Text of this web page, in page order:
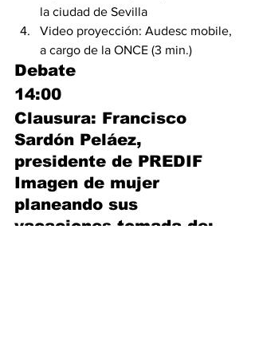
la ciudad de Sevilla
Video proyección: Audesc mobile,
a cargo de la ONCE (3 min.)
Debate
14:00
Clausura: Francisco
Sardón Peláez,
presidente de PREDIF
Imagen de mujer
planeando sus
vacaciones tomada de: